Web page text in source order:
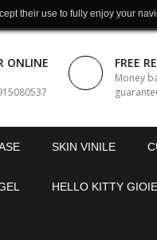
ONLINE FREE
Money
SKIN VINILE
HELLO KITTY
their use to fully enjoy your